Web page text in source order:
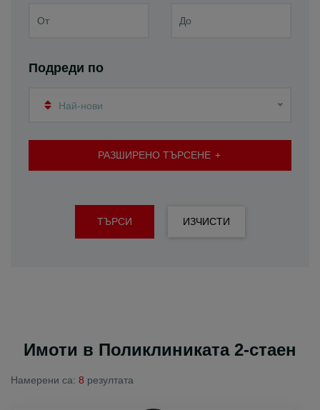
Подреди по
Най-нови
РАЗШИРЕНО ТЪРСЕНЕ
ТЪРСИ ИЗЧИСТИ
Имоти в Поликлиниката 2-стаен
Намерени са: 8 резултата